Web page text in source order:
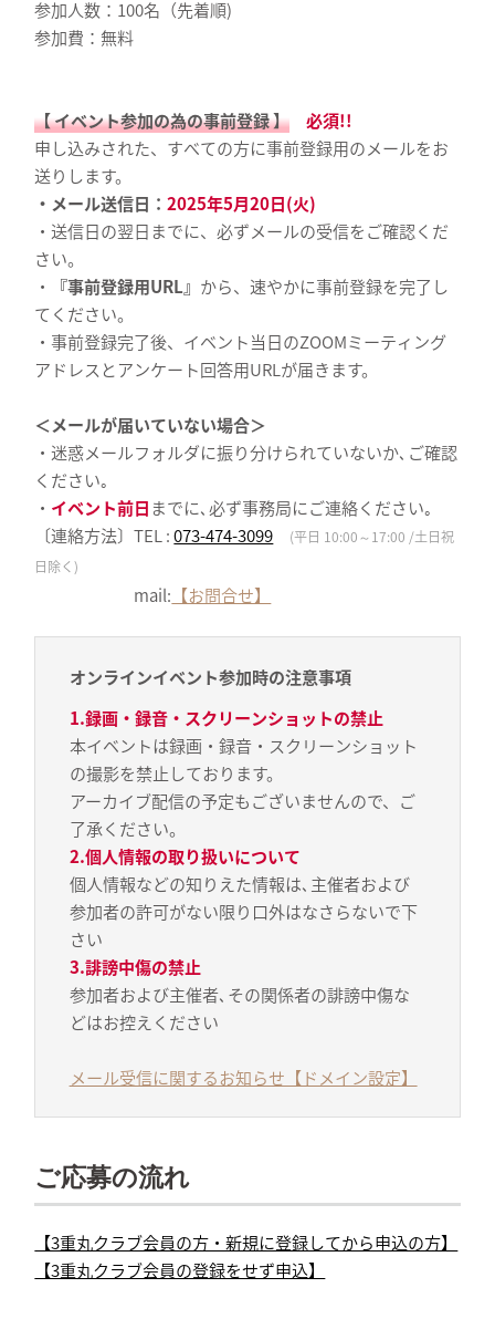
参加人数：100名（先着順)
参加費：無料
【 イベント参加の為の事前登録 】 必須!!
申し込みされた、すべての方に事前登録用のメールをお
送りします。
・メール送信日：2025年5月20日(火)
・送信日の翌日までに、必ずメールの受信をご確認くだ
さい。
・
『事前登録用URL』 から、速やかに事前登録を完了し
てください。
・事前登録完了後、イベント当日のZOOMミーティング
アドレスとアンケート回答用URLが届きます。
＜メールが届いていない場合＞
・迷惑メールフォルダに振り分けられていないか､ご確認
ください｡
・ イベント前日 までに､必ず事務局にご連絡ください｡
〔連絡方法〕TEL :073-474-3099
(平日 10:00～17:00 /土日祝
日除く)
mail: 【お問合せ】
オンラインイベント参加時の注意事項
1.録画・録音・スクリーンショットの禁止
本イベントは録画・録音・スクリーンショット
の撮影を禁止しております。
アーカイブ配信の予定もございませんので、ご
了承ください。
2.個人情報の取り扱いについて
個人情報などの知りえた情報は､主催者および
参加者の許可がない限り口外はなさらないで下
さい
3.誹謗中傷の禁止
参加者および主催者､その関係者の誹謗中傷な
どはお控えください
メール受信に関するお知らせ【ドメイン設定】
ご応募の流れ
【3重丸クラブ会員の方・新規に登録してから申込の方】
【3重丸クラブ会員の登録をせず申込】